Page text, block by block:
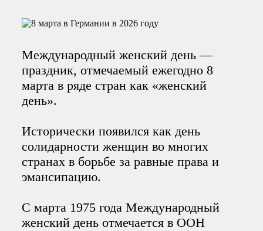
Международный женский день —
праздник, отмечаемый ежегодно 8
марта в ряде стран как «женский
день».
Исторически появился как день
солидарности женщин во многих
странах в борьбе за равные права и
эмансипацию.
С марта 1975 года Международный
женский день отмечается в ООН